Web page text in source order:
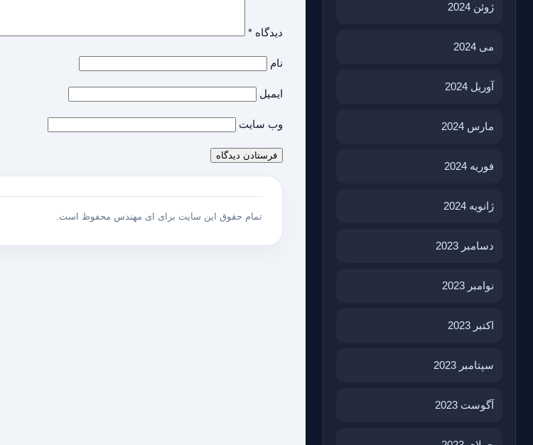
ژوئن 2024
می 2024
آوریل 2024
مارس 2024
فوریه 2024
ژانویه 2024
دسامبر 2023
نوامبر 2023
اکتبر 2023
سپتامبر 2023
آگوست 2023
دیدگاه *
نام
ایمیل
وب‌ سایت
تمام حقوق این سایت برای ای مهندس محفوظ است.